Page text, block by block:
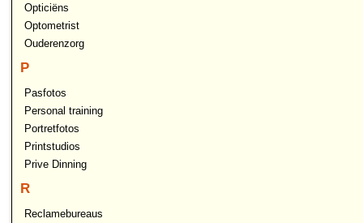
Opticiëns
Optometrist
Ouderenzorg
P
Pasfotos
Personal training
Portretfotos
Printstudios
Prive Dinning
R
Reclamebureaus